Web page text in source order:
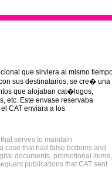
que sirviera al mismo
sus destinatarios, se cre� una
que alojaban cat�logos,
etc. Este envase reservaba
CAT enviara a los
serves to maintain
case that had false bottoms and
documents, promotional items,
publications that CAT sent